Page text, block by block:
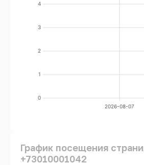
0
1
2
3
4
2026-08-07
График посещения
+73010001042